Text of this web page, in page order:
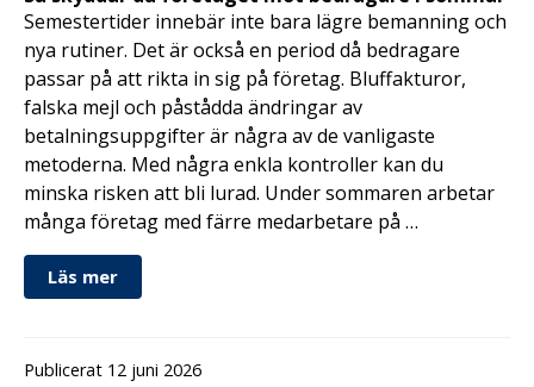
Semestertider innebär inte bara lägre bemanning och
nya rutiner. Det är också en period då bedragare
passar på att rikta in sig på företag. Bluffakturor,
falska mejl och påstådda ändringar av
betalningsuppgifter är några av de vanligaste
metoderna. Med några enkla kontroller kan du
minska risken att bli lurad. Under sommaren arbetar
många företag med färre medarbetare på …
Läs mer
Publicerat 12 juni 2026